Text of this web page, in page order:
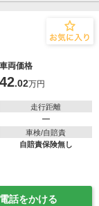
車両価格
42.02万円
走行距離
―
車検/自賠責
自賠責保険無し
電話をかける